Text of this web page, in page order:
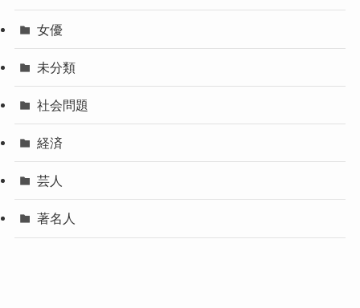
女優
未分類
社会問題
経済
芸人
著名人